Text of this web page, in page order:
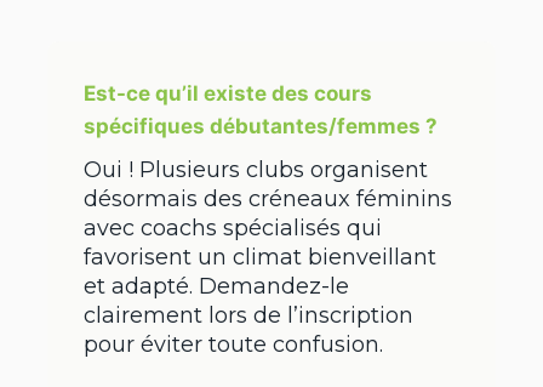
Est-ce qu’il existe des cours
spécifiques débutantes/femmes ?
Oui ! Plusieurs clubs organisent
désormais des créneaux féminins
avec coachs spécialisés qui
favorisent un climat bienveillant
et adapté. Demandez-le
clairement lors de l’inscription
pour éviter toute confusion.